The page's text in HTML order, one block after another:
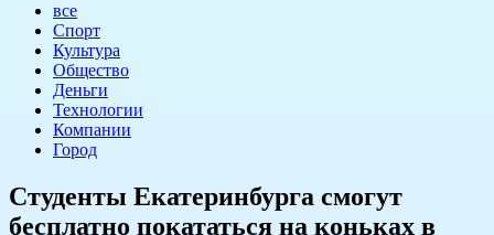
все
Спорт
Культура
Общество
Деньги
Технологии
Компании
Город
​Студенты Екатеринбурга смогут
бесплатно покататься на коньках в